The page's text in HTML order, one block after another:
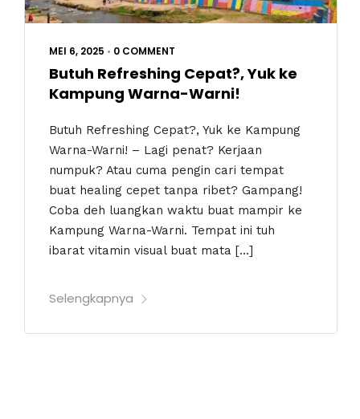
MEI 6, 2025 • 0 COMMENT
Butuh Refreshing Cepat?, Yuk ke
Kampung Warna-Warni!
Butuh Refreshing Cepat?, Yuk ke Kampung
Warna-Warni! – Lagi penat? Kerjaan
numpuk? Atau cuma pengin cari tempat
buat healing cepet tanpa ribet? Gampang!
Coba deh luangkan waktu buat mampir ke
Kampung Warna-Warni. Tempat ini tuh
ibarat vitamin visual buat mata […]
Selengkapnya